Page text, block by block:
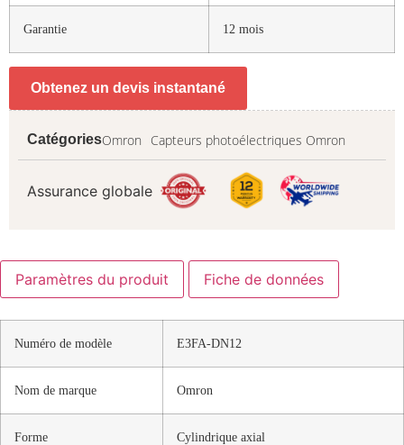
Garantie 12 mois
Obtenez un devis instantané
CatégoriesOmron Capteurs photoélectriques Omron
Assurance globale
Paramètres du produit Fiche de données
Numéro de modèle E3FA-DN12
Nom de marque Omron
Forme Cylindrique axial